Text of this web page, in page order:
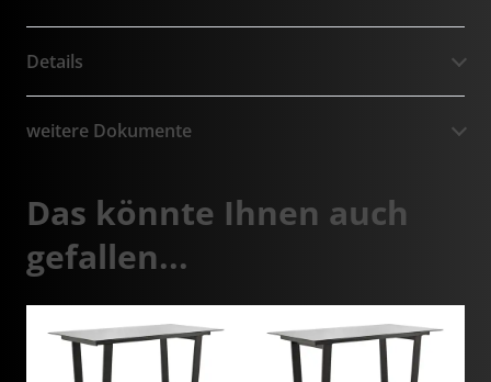
Details
weitere Dokumente
Das könnte Ihnen auch
gefallen...